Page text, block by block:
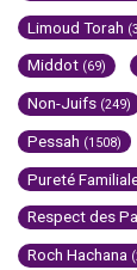
Limoud Torah
Middot (69)
Non-Juifs (249)
Pessah (1508)
Pureté
Respect des
Roch Hachana